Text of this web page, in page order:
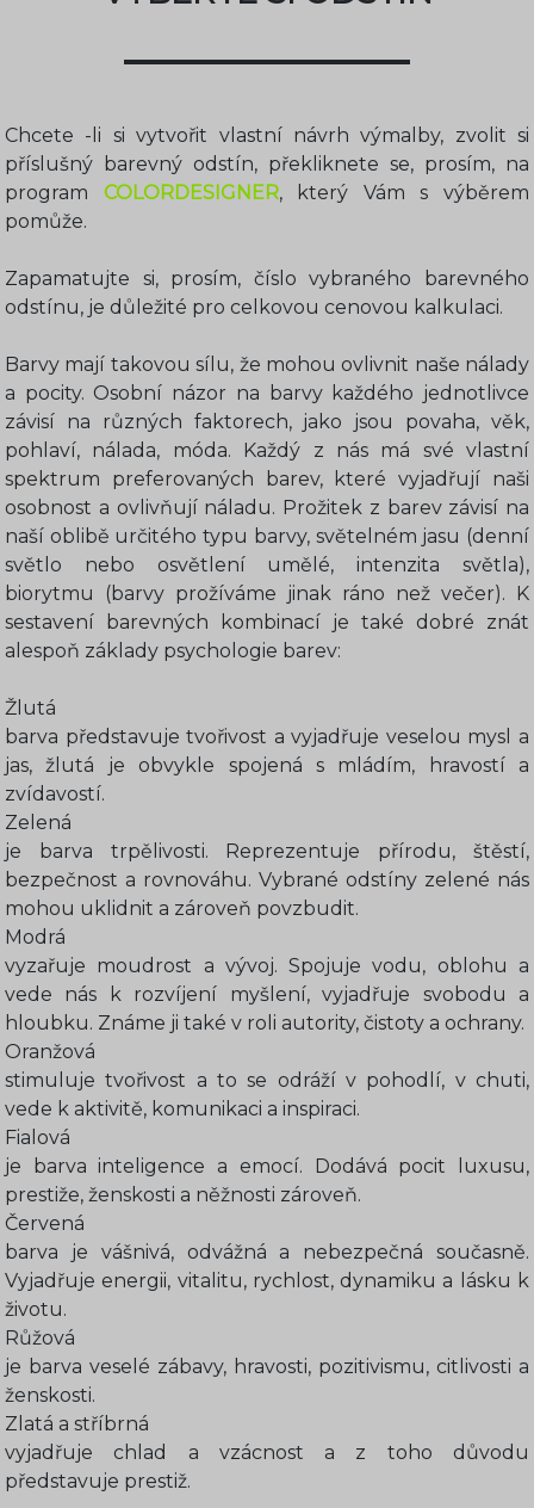
Chcete -li si vytvořit vlastní návrh výmalby, zvolit si
příslušný barevný odstín, překliknete se, prosím, na
program COLORDESIGNER, který Vám s výběrem
pomůže.
Zapamatujte si, prosím, číslo vybraného barevného
odstínu, je důležité pro celkovou cenovou kalkulaci.
Barvy mají takovou sílu, že mohou ovlivnit naše nálady
a pocity. Osobní názor na barvy každého jednotlivce
závisí na různých faktorech, jako jsou povaha, věk,
pohlaví, nálada, móda. Každý z nás má své vlastní
spektrum preferovaných barev, které vyjadřují naši
osobnost a ovlivňují náladu. Prožitek z barev závisí na
naší oblibě určitého typu barvy, světelném jasu (denní
světlo nebo osvětlení umělé, intenzita světla),
biorytmu (barvy prožíváme jinak ráno než večer). K
sestavení barevných kombinací je také dobré znát
alespoň základy psychologie barev:
Žlutá
barva představuje tvořivost a vyjadřuje veselou mysl a
jas, žlutá je obvykle spojená s mládím, hravostí a
zvídavostí.
Zelená
je barva trpělivosti. Reprezentuje přírodu, štěstí,
bezpečnost a rovnováhu. Vybrané odstíny zelené nás
mohou uklidnit a zároveň povzbudit.
Modrá
vyzařuje moudrost a vývoj. Spojuje vodu, oblohu a
vede nás k rozvíjení myšlení, vyjadřuje svobodu a
hloubku. Známe ji také v roli autority, čistoty a ochrany.
Oranžová
stimuluje tvořivost a to se odráží v pohodlí, v chuti,
vede k aktivitě, komunikaci a inspiraci.
Fialová
je barva inteligence a emocí. Dodává pocit luxusu,
prestiže, ženskosti a něžnosti zároveň.
Červená
barva je vášnivá, odvážná a nebezpečná současně.
Vyjadřuje energii, vitalitu, rychlost, dynamiku a lásku k
životu.
Růžová
je barva veselé zábavy, hravosti, pozitivismu, citlivosti a
ženskosti.
Zlatá a stříbrná
vyjadřuje chlad a vzácnost a z toho důvodu
představuje prestiž.